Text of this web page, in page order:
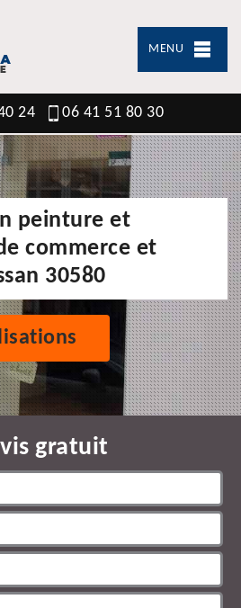
MENU
24 06 41 51 80 30
peinture et
commerce et
30580
gratuit